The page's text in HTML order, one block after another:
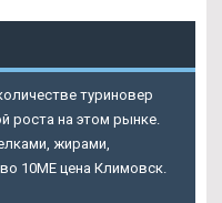
туриновер
роста на этом рынке.
жирами,
10ME цена Климовск.